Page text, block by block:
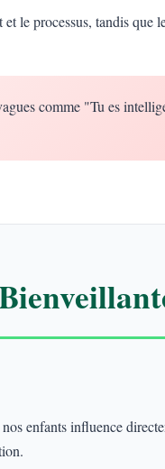
le processus, tandis
comme "Tu es
enfants influence